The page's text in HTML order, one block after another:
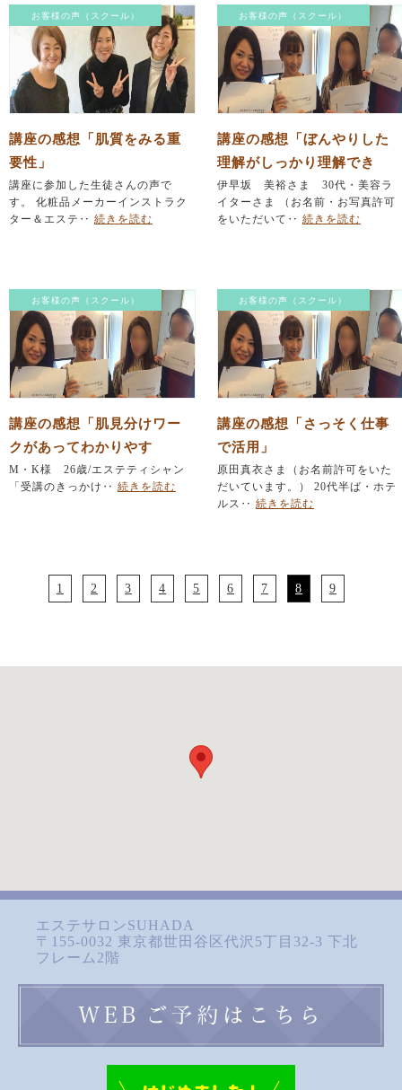
お客様の声（スクール）
講座の感想「肌質をみる重
要性」
講座に参加した生徒さんの声で
す。 化粧品メーカーインストラク
ター＆エステ‥ 続きを読む
お客様の声（スクール）
講座の感想「ぼんやりした
理解がしっかり理解でき
た！」
伊早坂 美裕さま 30代・美容ラ
イターさま （お名前・お写真許可
をいただいて‥ 続きを読む
お客様の声（スクール）
講座の感想「肌見分けワー
クがあってわかりやす
い！」
M・K様 26歳/エステティシャン
「受講のきっかけ‥ 続きを読む
お客様の声（スクール）
講座の感想「さっそく仕事
で活用」
原田真衣さま（お名前許可をいた
だいています。） 20代半ば・ホテ
ルス‥ 続きを読む
1 2 3 4 5 6 7 8 9
エステサロンSUHADA
〒155-0032 東京都世田谷区代沢5丁目32-3 下北
フレーム2階